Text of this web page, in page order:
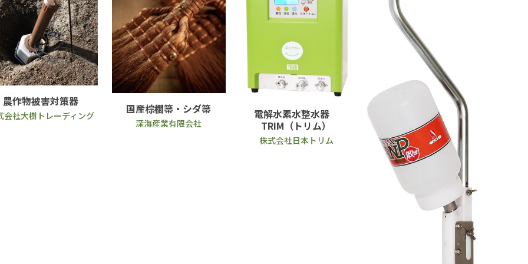
農作物被害対策器
会社大樹トレーディング 国産棕櫚箒・シダ箒
深海産業有限会社
電解水素水整水器
TRIM（トリム）
株式会社日本トリム